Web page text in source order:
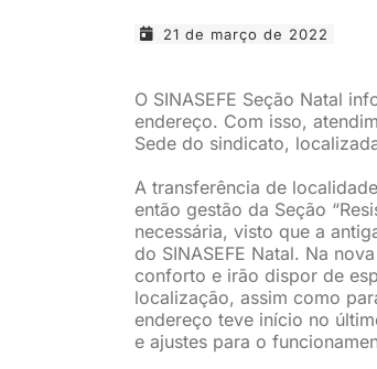
21 de março de 2022
O SINASEFE Seção Natal
endereço. Com isso,
Sede do sindicato,
A transferência de
então gestão da Seção
necessária, visto que a
do SINASEFE Natal. Na
conforto e irão dispor de
localização, assim como
endereço teve início no
e ajustes para o